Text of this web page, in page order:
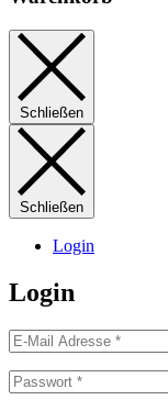
Schließen
Schließen
Login
Login